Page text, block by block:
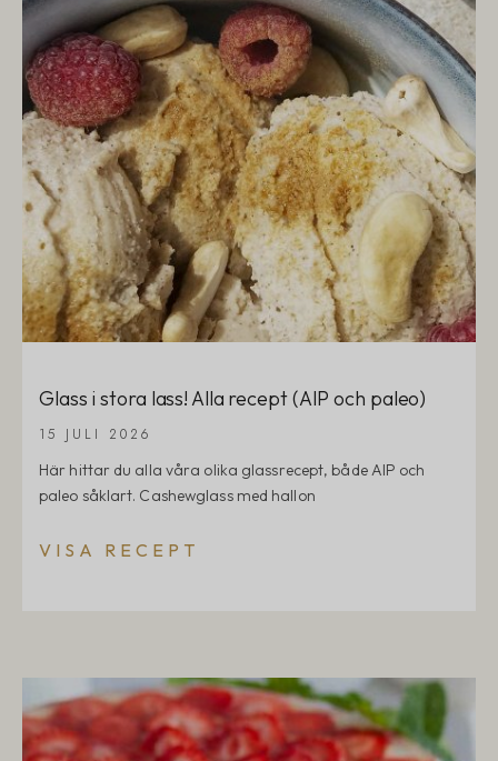
Glass i stora lass! Alla recept (AIP och paleo)
15 JULI 2026
Här hittar du alla våra olika glassrecept, både AIP och
paleo såklart. Cashewglass med hallon
VISA RECEPT